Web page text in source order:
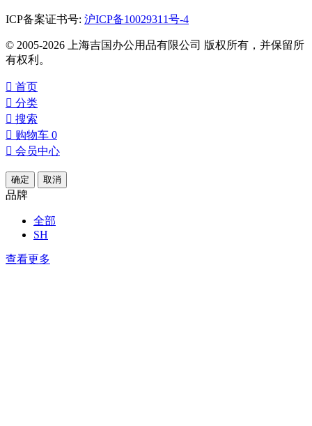
ICP备案证书号: 沪ICP备10029311号-4
© 2005-2026 上海吉国办公用品有限公司 版权所有，并保留所
有权利。
 首页
 分类
 搜索
 购物车 0
 会员中心
确定 取消
品牌
全部
SH
查看更多